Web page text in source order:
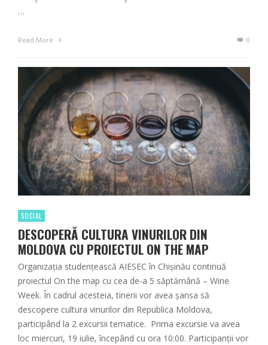
…
Read More 0
SOCIAL
DESCOPERĂ CULTURA VINURILOR DIN
MOLDOVA CU PROIECTUL ON THE MAP
Organizația studențească AIESEC în Chișinău continuă
proiectul On the map cu cea de-a 5 săptămână – Wine
Week. În cadrul acesteia, tinerii vor avea șansa să
descopere cultura vinurilor din Republica Moldova,
participând la 2 excursii tematice. Prima excursie va avea
loc miercuri, 19 iulie, începând cu ora 10:00. Participanții vor